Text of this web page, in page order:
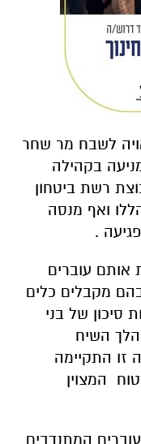
לשבח מר שחר
בקהילה
רשת ביטחון
ואף מנסה
.
עוברים
מקבלים כלים
סיכון של בני
השיח
זו התקיימה
המצוין
המתנדבים